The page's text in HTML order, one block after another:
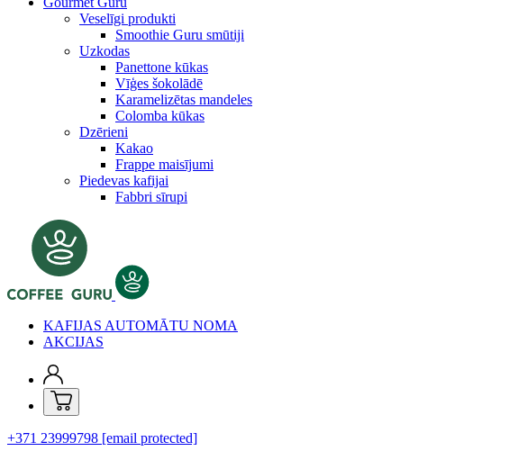
Veselīgi produkti
Smoothie Guru smūtiji
Uzkodas
Panettone kūkas
Vīģes šokolādē
Karamelizētas mandeles
Colomba kūkas
Dzērieni
Kakao
Frappe maisījumi
Piedevas kafijai
Fabbri sīrupi
KAFIJAS AUTOMĀTU NOMA
AKCIJAS
+371 23999798 [email protected]